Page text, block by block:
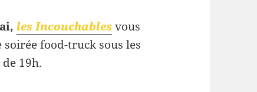
les Incouchablesvous
food-truck sous les
19h.